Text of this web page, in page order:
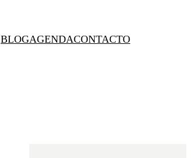
BLOGAGENDACONTACTO